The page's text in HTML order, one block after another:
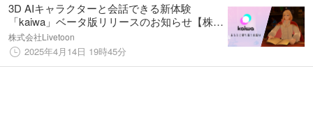
3D AIキャラクターと会話できる新体験
「kaiwa」ベータ版リリースのお知らせ【株式
会社Livetoon】
株式会社Livetoon
2025年4月14日 19時45分